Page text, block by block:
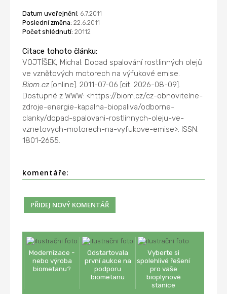
Datum uveřejnění: 6.7.2011
Poslední změna: 22.6.2011
Počet shlédnutí: 20112
Citace tohoto článku:
VOJTÍŠEK, Michal: Dopad spalování rostlinných olejů
ve vznětových motorech na výfukové emise.
Biom.cz [online]. 2011-07-06 [cit. 2026-08-09].
Dostupné z WWW: <https://biom.cz/cz-obnovitelne-
zdroje-energie-kapalna-biopaliva/odborne-
clanky/dopad-spalovani-rostlinnych-oleju-ve-
vznetovych-motorech-na-vyfukove-emise>. ISSN:
1801-2655.
komentáře:
Modernizace -
nebo výroba
biometanu?
Odstartovala
první aukce na
podporu
biometanu
Vyberte si
spolehlivé řešení
pro vaše
bioplynové
stanice